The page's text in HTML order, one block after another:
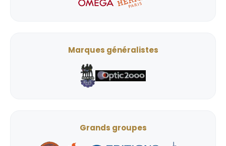
Marques généralistes
Grands groupes